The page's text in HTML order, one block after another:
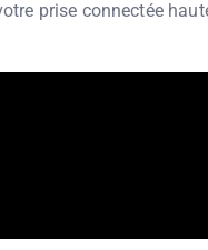
prise connectée